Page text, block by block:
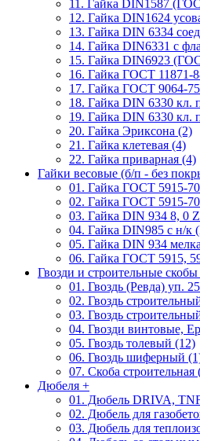
11. Гайка DIN1587
12. Гайка DIN1624
13. Гайка DIN 6334
14. Гайка DIN6331 с
15. Гайка DIN6923
16. Гайка ГОСТ 11871-
17. Гайка ГОСТ 9064-
18. Гайка DIN 6330
19. Гайка DIN 6330
20. Гайка Эриксона (2)
21. Гайка клетевая (4)
22. Гайка приварная (4)
Гайки весовые (б/п - без
01. Гайка ГОСТ 5915-
02. Гайка ГОСТ 5915-
03. Гайка DIN 934 8, 0
04. Гайка DIN985 с н/к
05. Гайка DIN 934
06. Гайка ГОСТ 5915,
Гвозди и строительные скобы
01. Гвоздь (Ревда) уп.
02. Гвоздь
03. Гвоздь
04. Гвозди винтовые,
05. Гвоздь толевый (12)
06. Гвоздь шиферный
07. Скоба строительная
Дюбеля +
01. Дюбель DRIVA,
02. Дюбель для
03. Дюбель для